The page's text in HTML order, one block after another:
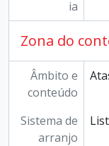
ia
Zona do
Âmbito e
conteúdo
Sistema de
arranjo